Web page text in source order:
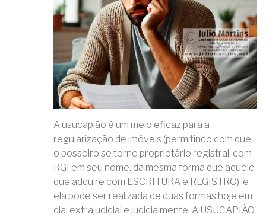
A usucapião é um meio eficaz para a
regularização de imóveis (permitindo com que
o posseiro se torne proprietário registral, com
RGI em seu nome, da mesma forma que aquele
que adquire com ESCRITURA e REGISTRO), e
ela pode ser realizada de duas formas hoje em
dia: extrajudicial e judicialmente. A USUCAPIÃO